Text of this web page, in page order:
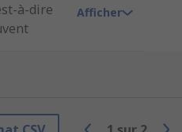
à-dire
et
Afficher